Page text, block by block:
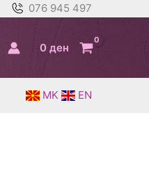
076 945 497
0 ден
MK EN